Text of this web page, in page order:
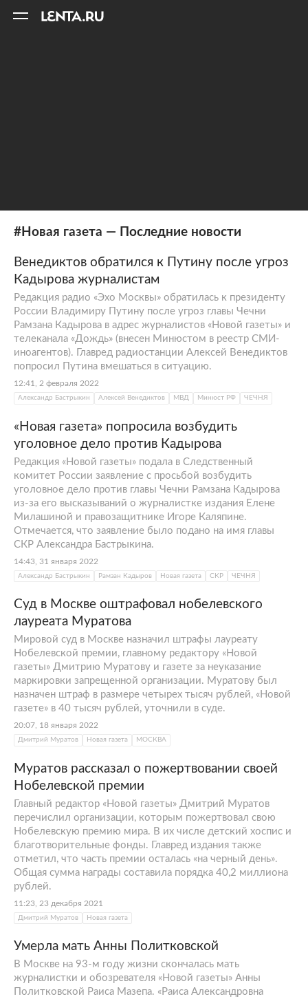
#Новая газета — Последние новости
Венедиктов обратился к Путину после угроз
Кадырова журналистам
Редакция радио «Эхо Москвы» обратилась к президенту
России Владимиру Путину после угроз главы Чечни
Рамзана Кадырова в адрес журналистов «Новой газеты» и
телеканала «Дождь» (внесен Минюстом в реестр СМИ-
иноагентов). Главред радиостанции Алексей Венедиктов
попросил Путина вмешаться в ситуацию.
12:41, 2 февраля 2022
Александр Бастрыкин Алексей Венедиктов МВД Минюст РФ ЧЕЧНЯ
«Новая газета» попросила возбудить
уголовное дело против Кадырова
Редакция «Новой газеты» подала в Следственный
комитет России заявление с просьбой возбудить
уголовное дело против главы Чечни Рамзана Кадырова
из-за его высказываний о журналистке издания Елене
Милашиной и правозащитнике Игоре Каляпине.
Отмечается, что заявление было подано на имя главы
СКР Александра Бастрыкина.
14:43, 31 января 2022
Александр Бастрыкин Рамзан Кадыров Новая газета СКР ЧЕЧНЯ
Суд в Москве оштрафовал нобелевского
лауреата Муратова
Мировой суд в Москве назначил штрафы лауреату
Нобелевской премии, главному редактору «Новой
газеты» Дмитрию Муратову и газете за неуказание
маркировки запрещенной организации. Муратову был
назначен штраф в размере четырех тысяч рублей, «Новой
газете» в 40 тысяч рублей, уточнили в суде.
20:07, 18 января 2022
Дмитрий Муратов Новая газета МОСКВА
Муратов рассказал о пожертвовании своей
Нобелевской премии
Главный редактор «Новой газеты» Дмитрий Муратов
перечислил организации, которым пожертвовал свою
Нобелевскую премию мира. В их числе детский хоспис и
благотворительные фонды. Главред издания также
отметил, что часть премии осталась «на черный день».
Общая сумма награды составила порядка 40,2 миллиона
рублей.
11:23, 23 декабря 2021
Дмитрий Муратов Новая газета
Умерла мать Анны Политковской
В Москве на 93-м году жизни скончалась мать
журналистки и обозревателя «Новой газеты» Анны
Политковской Раиса Мазепа. «Раиса Александровна